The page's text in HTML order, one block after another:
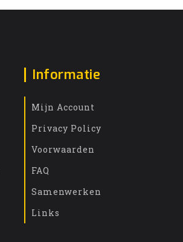
Informatie
Mijn Account
Privacy Policy
Voorwaarden
FAQ
Samenwerken
Links